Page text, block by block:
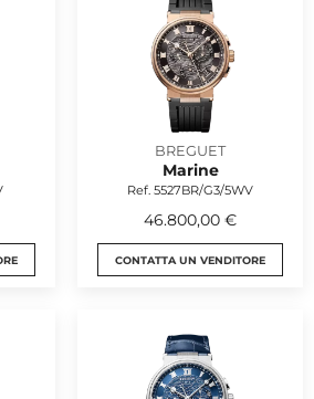
BREGUET
Marine
Ref. 5527BR/G3/5WV
46.800,00 €
CONTATTA UN VENDITORE